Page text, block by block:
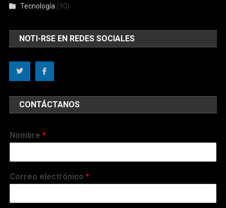
Tecnología (90)
NOTI-RSE EN REDES SOCIALES
CONTÁCTANOS
Nombre*
Correo electrónico*